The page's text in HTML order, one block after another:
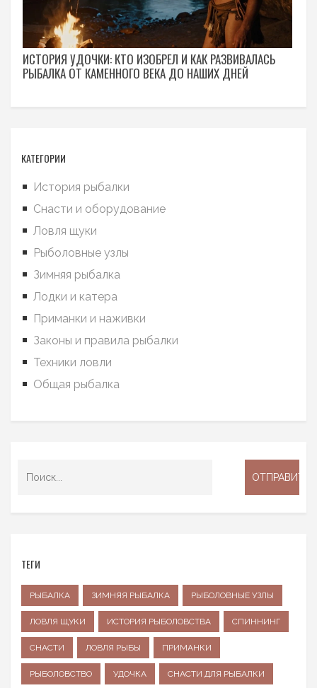
ИСТОРИЯ УДОЧКИ: КТО ИЗОБРЕЛ И КАК РАЗВИВАЛАСЬ
РЫБАЛКА ОТ КАМЕННОГО ВЕКА ДО НАШИХ ДНЕЙ
КАТЕГОРИИ
История рыбалки
Снасти и оборудование
Ловля щуки
Рыболовные узлы
Зимняя рыбалка
Лодки и катера
Приманки и наживки
Законы и правила рыбалки
Техники ловли
Общая рыбалка
ТЕГИ
РЫБАЛКА ЗИМНЯЯ РЫБАЛКА РЫБОЛОВНЫЕ УЗЛЫ
ЛОВЛЯ ЩУКИ ИСТОРИЯ РЫБОЛОВСТВА СПИННИНГ
СНАСТИ ЛОВЛЯ РЫБЫ ПРИМАНКИ
РЫБОЛОВСТВО УДОЧКА СНАСТИ ДЛЯ РЫБАЛКИ